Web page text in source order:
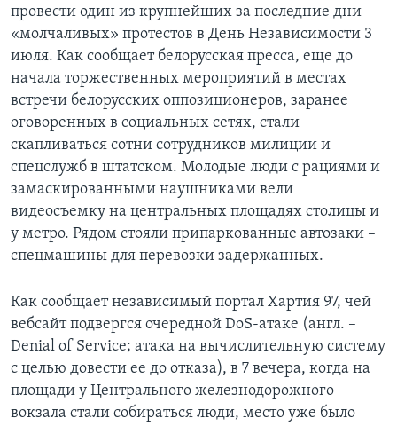
провести один из крупнейших за последние дни
«молчаливых» протестов в День Независимости 3
июля. Как сообщает белорусская пресса, еще до
начала торжественных мероприятий в местах
встречи белорусских оппозиционеров, заранее
оговоренных в социальных сетях, стали
скапливаться сотни сотрудников милиции и
спецслужб в штатском. Молодые люди с рациями и
замаскированными наушниками вели
видеосъемку на центральных площадях столицы и
у метро. Рядом стояли припаркованные автозаки –
спецмашины для перевозки задержанных.
Как сообщает независимый портал Хартия 97, чей
вебсайт подвергся очередной DoS-атаке (англ. –
Denial of Service; атака на вычислительную систему
с целью довести ее до отказа), в 7 вечера, когда на
площади у Центрального железнодорожного
вокзала стали собираться люди, место уже было